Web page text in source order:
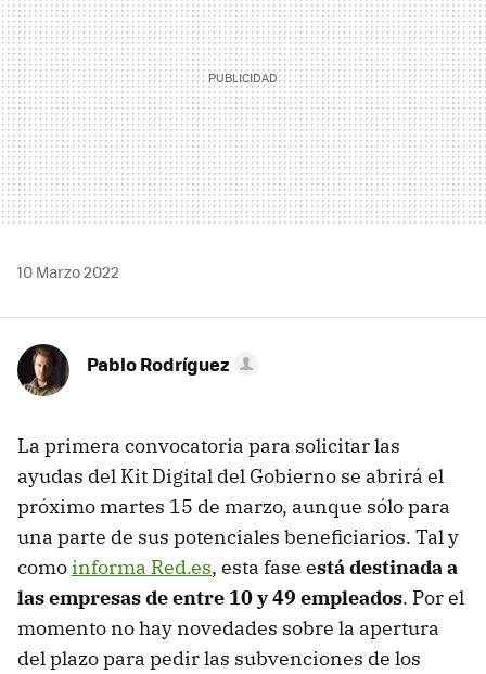
10 Marzo 2022
Pablo Rodríguez
La primera convocatoria para solicitar las
ayudas del Kit Digital del Gobierno se abrirá el
próximo martes 15 de marzo, aunque sólo para
una parte de sus potenciales beneficiarios. Tal y
comoinforma Red.es, esta fase está destinada a
las empresas de entre 10 y 49 empleados. Por el
momento no hay novedades sobre la apertura
del plazo para pedir las subvenciones de los